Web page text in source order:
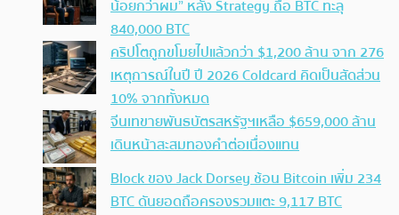
น้อยกว่าผม” หลัง Strategy ถือ BTC ทะลุ
840,000 BTC
คริปโตถูกขโมยไปแล้วกว่า $1,200 ล้าน จาก 276
เหตุการณ์ในปี ปี 2026 Coldcard คิดเป็นสัดส่วน
10% จากทั้งหมด
จีนเทขายพันธบัตรสหรัฐฯเหลือ $659,000 ล้าน
เดินหน้าสะสมทองคำต่อเนื่องแทน
Block ของ Jack Dorsey ช้อน Bitcoin เพิ่ม 234
BTC ดันยอดถือครองรวมแตะ 9,117 BTC